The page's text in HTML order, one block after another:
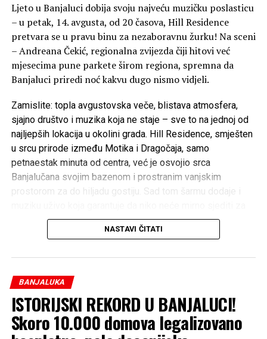
Ljeto u Banjaluci dobija svoju najveću muzičku poslasticu
– u petak, 14. avgusta, od 20 časova, Hill Residence
pretvara se u pravu binu za nezaboravnu žurku! Na sceni
– Andreana Čekić, regionalna zvijezda čiji hitovi već
mjesecima pune parkete širom regiona, spremna da
Banjaluci priredi noć kakvu dugo nismo vidjeli.
Zamislite: topla avgustovska veče, blistava atmosfera,
sjajno društvo i muzika koja ne staje – sve to na jednoj od
najljepših lokacija u okolini grada. Hill Residence, smješten
u srcu prirode između Motika i Dragočaja, samo
petnaestak minuta od centra, već je osvojio srca
Banjalučana svojim bazenom i prostranim vanjskim
prostorom za do hiljadu gostiju. Sad tom šarmu dodaje i
Ovo je veče kada se spajaju luksuz, opuštenost i prava
Rezervišite svoj sto na vrijeme putem broja 065 332-336
i osigurajte sebi mjesto na jednoj od najiščekivanijih žurki
ovog ljeta.
NASTAVI ČITATI
BANJALUKA
ISTORIJSKI REKORD U BANJALUCI!
Skoro 10.000 domova legalizovano